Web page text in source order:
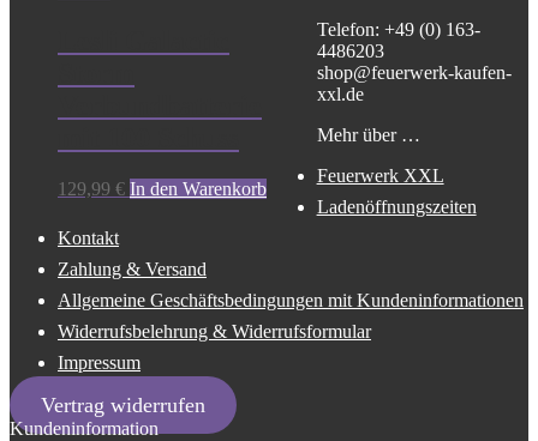
129,99 € In den Warenkorb
Telefon: +49 (0) 163-
4486203
shop@feuerwerk-kaufen-
xxl.de
Mehr über …
Feuerwerk XXL
Ladenöffnungszeiten
Kontakt
Zahlung & Versand
Allgemeine Geschäftsbedingungen mit Kundeninformationen
Widerrufsbelehrung & Widerrufsformular
Impressum
Vertrag widerrufen
Kundeninformation